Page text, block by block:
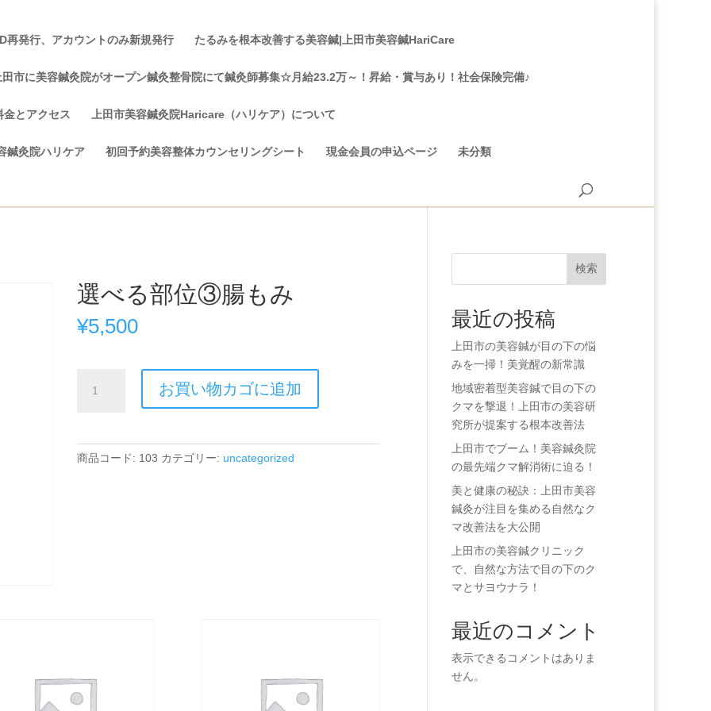
再発行、アカウントのみ新規発行 たるみを根本改善する美容鍼|上田市美容鍼HariCare
田市に美容鍼灸院がオープン鍼灸整骨院にて鍼灸師募集☆月給23.2万～！昇給・賞与あり！社会保険完備♪
金とアクセス 上田市美容鍼灸院Haricare（ハリケア）について
鍼灸院ハリケア 初回予約美容整体カウンセリングシート 現金会員の申込ページ 未分類
選べる部位③腸もみ
¥5,500
位
お買い物カゴに追加
商品コード: 103 カテゴリー: uncategorized
検索
最近の投稿
上田市の美容鍼が目の下の悩
みを一掃！美覚醒の新常識
地域密着型美容鍼で目の下の
クマを撃退！上田市の美容研
究所が提案する根本改善法
上田市でブーム！美容鍼灸院
の最先端クマ解消術に迫る！
美と健康の秘訣：上田市美容
鍼灸が注目を集める自然なク
マ改善法を大公開
上田市の美容鍼クリニック
で、自然な方法で目の下のク
マとサヨウナラ！
最近のコメント
表示できるコメントはありま
せん。